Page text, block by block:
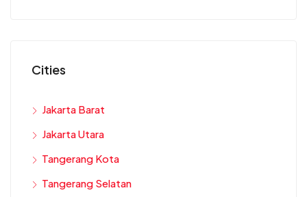
Cities
Jakarta Barat
Jakarta Utara
Tangerang Kota
Tangerang Selatan